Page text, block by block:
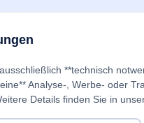
**technisch
Analyse-, Werbe- oder
Details finden Sie in